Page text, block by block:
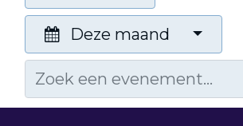
Deze maand